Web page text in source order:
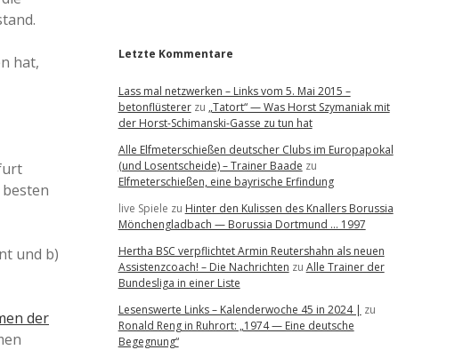
hat,
und b)
der
Letzte Kommentare
Lass mal netzwerken – Links vom 5. Mai 2015 –
betonflüstererzu „Tatort“ — Was Horst Szymaniak mit
der Horst-Schimanski-Gasse zu tun hat
Alle Elfmeterschießen deutscher Clubs im Europapokal
(und Losentscheide) – Trainer Baade zu
Elfmeterschießen, eine bayrische Erfindung
live Spiele zu Hinter den Kulissen des Knallers Borussia
Mönchengladbach — Borussia Dortmund … 1997
Hertha BSC verpflichtet Armin Reutershahn als neuen
Assistenzcoach! – Die Nachrichten zu Alle Trainer der
Bundesliga in einer Liste
Lesenswerte Links – Kalenderwoche 45 in 2024 | zu
Ronald Reng in Ruhrort: „1974 — Eine deutsche
Begegnung“